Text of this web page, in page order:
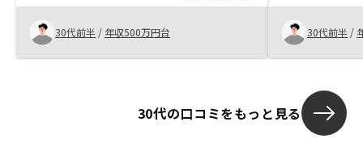
30代前半 / 年収500万円台
のないこちら
良い説明だと
30代前半 /
30代の口コミをもっと見る